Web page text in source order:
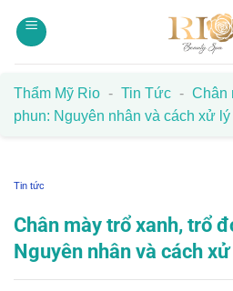
qua
Thẩm Mỹ Rio - Tin Tức - Chân
phun: Nguyên nhân và cách xử lý
Tin tức
Chân mày trổ xanh, trổ
Nguyên nhân và cách